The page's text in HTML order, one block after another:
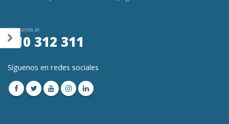
Llámanos al
910 312 311
Síguenos en redes sociales